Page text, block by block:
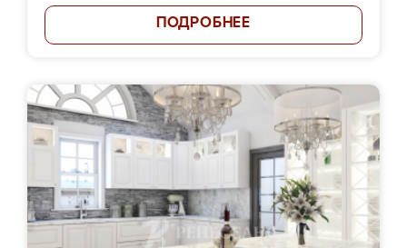
ПОДРОБНЕЕ